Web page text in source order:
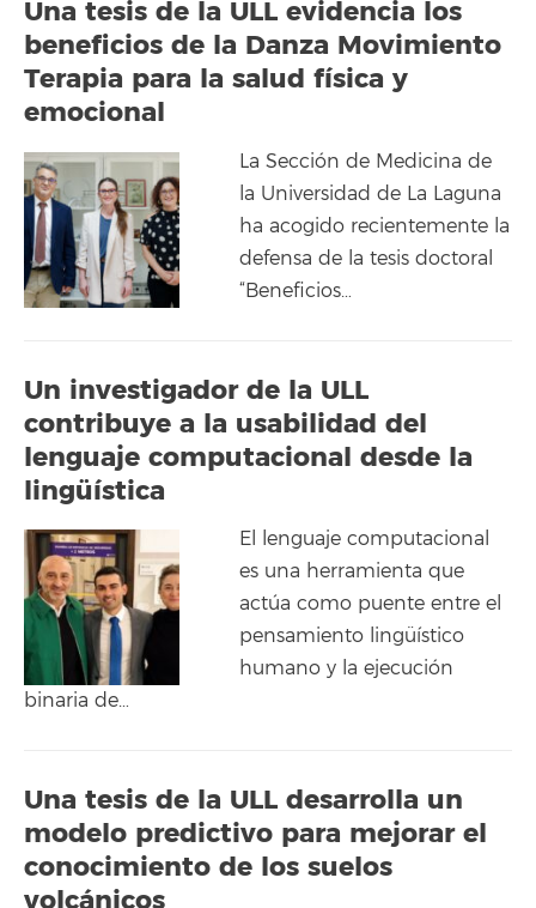
Una tesis de la ULL evidencia los
beneficios de la Danza Movimiento
Terapia para la salud física y
emocional
La Sección de Medicina de
la Universidad de La Laguna
ha acogido recientemente la
defensa de la tesis doctoral
“Beneficios…
Un investigador de la ULL
contribuye a la usabilidad del
lenguaje computacional desde la
lingüística
El lenguaje computacional
es una herramienta que
actúa como puente entre el
pensamiento lingüístico
humano y la ejecución
binaria de…
Una tesis de la ULL desarrolla un
modelo predictivo para mejorar el
conocimiento de los suelos
volcánicos